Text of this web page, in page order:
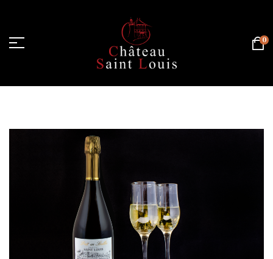
0
Página de inicio /Posts etiquetados “cuve”